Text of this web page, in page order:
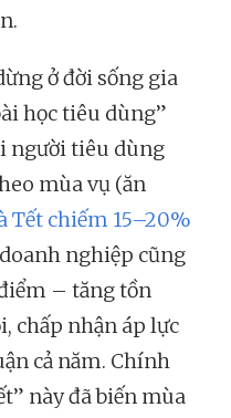
ở đời sống gia
học tiêu dùng”
người tiêu dùng
mùa vụ (ăn
Tết chiếm 15–20%
nghiệp cũng
– tăng tồn
chấp nhận áp lực
cả năm. Chính
này đã biến mùa